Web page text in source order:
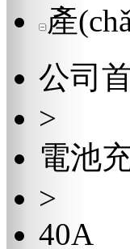
產
公司
>
電池
>
40A